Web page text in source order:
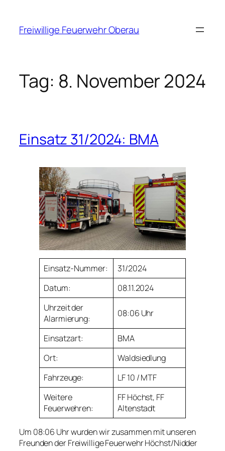
springen
Freiwillige Feuerwehr Oberau
Tag: 8. November 2024
Einsatz 31/2024: BMA
Einsatz-Nummer:
31/2024
Datum:
08.11.2024
Uhrzeit der
Alarmierung:
08:06 Uhr
Einsatzart:
BMA
Ort:
Waldsiedlung
Fahrzeuge:
LF 10 / MTF
Weitere
Feuerwehren:
FF Höchst, FF
Altenstadt
Um 08:06 Uhr wurden wir zusammen mit unseren
Freunden der Freiwillige Feuerwehr Höchst/Nidder